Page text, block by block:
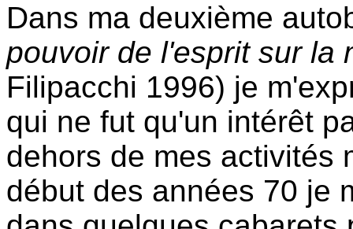
Dans ma deuxième
pouvoir de l'esprit sur la
Filipacchi 1996) je
qui ne fut qu'un intérêt
dehors de mes activités
début des années 70 je